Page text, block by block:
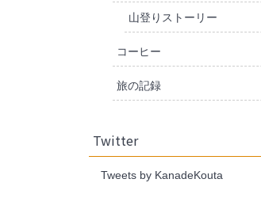
山登りストーリー
コーヒー
旅の記録
Twitter
Tweets by KanadeKouta